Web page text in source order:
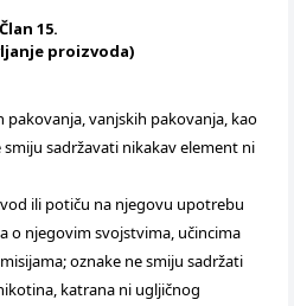
Član 15.
proizvoda)
pakovanja, vanjskih pakovanja, kao
sadržavati nikakav element ni
ili potiču na njegovu upotrebu
o njegovim svojstvima, učincima
oznake ne smiju sadržati
katrana ni ugljičnog